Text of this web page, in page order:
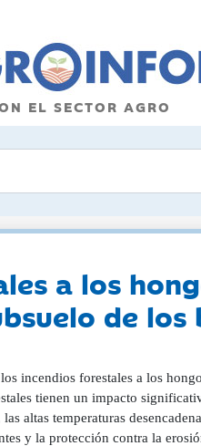
EL SECTOR AGRO
a los
de los
incendios forestales a los
tienen un impacto
altas temperaturas
y la protección contra la